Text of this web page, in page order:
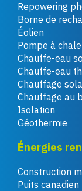
Repowering
Borne de
Éolien
Pompe à
Chauffe-eau
Chauffe-eau
Chauffage
Chauffage au
Isolation
Géothermie
Énergies
Construction
Puits canadien